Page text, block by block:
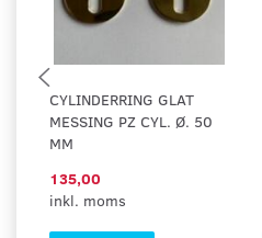
CYLINDERRING GLAT
MESSING PZ CYL. Ø. 50
MM
135,00
inkl. moms